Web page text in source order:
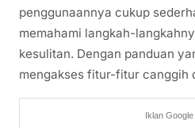
penggunaannya cukup
memahami langkah-
kesulitan. Dengan panduan
mengakses fitur-fitur canggih
Iklan Google